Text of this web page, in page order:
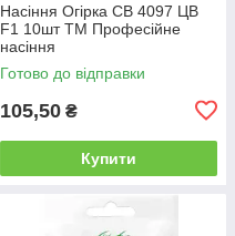
Насіння Огірка СВ 4097 ЦВ
F1 10шт ТМ Професійне
насіння
Готово до відправки
105,50 ₴
Купити